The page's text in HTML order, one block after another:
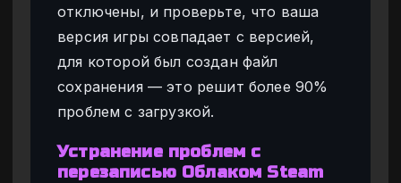
отключены, и проверьте, что ваша
версия игры совпадает с версией,
для которой был создан файл
сохранения — это решит более 90%
проблем с загрузкой.
Устранение проблем с
перезаписью Облаком Steam